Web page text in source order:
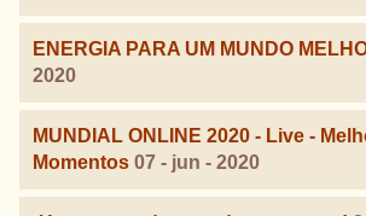
ENERGIA PARA UM MUNDO
2020
MUNDIAL ONLINE 2020 - Live -
Momentos 07 - jun - 2020